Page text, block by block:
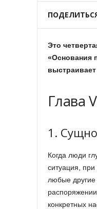
Это
«Основания
Глава
1.
Когда люди
ситуация,
любые другие
конкретных